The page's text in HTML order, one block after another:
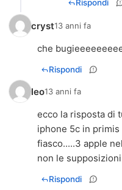
Rispondi
cryst13 anni fa
che
Rispondi
leo13 anni fa
ecco la risposta di
iphone 5c in
fiasco.....3 apple
non le
Rispondi